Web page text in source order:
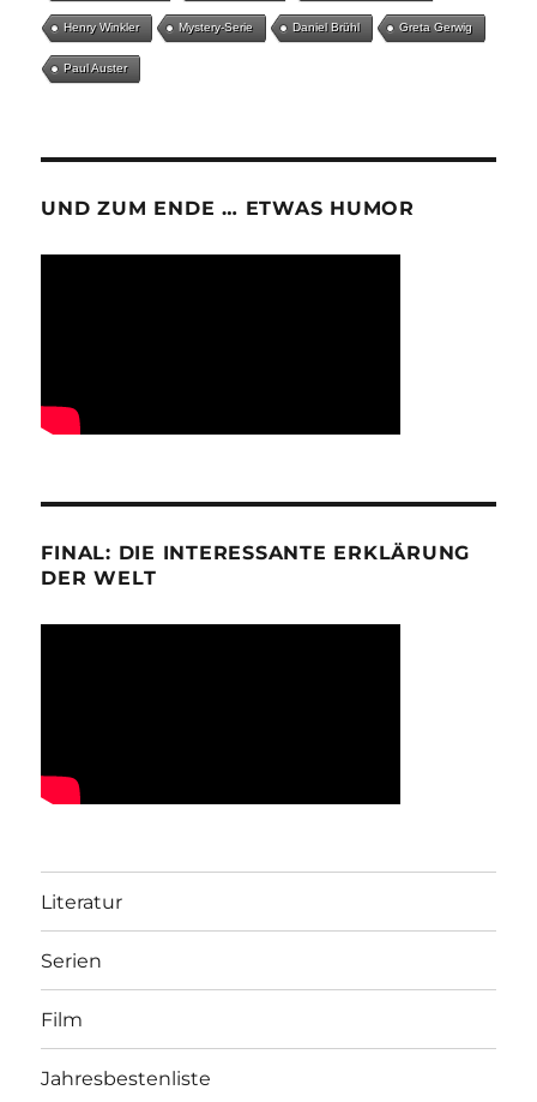
Henry Winkler Mystery-Serie Daniel Brühl Greta Gerwig
Paul Auster
UND ZUM ENDE … ETWAS HUMOR
FINAL: DIE INTERESSANTE ERKLÄRUNG
DER WELT
Literatur
Serien
Film
Jahresbestenliste